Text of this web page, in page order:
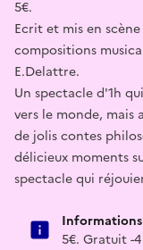
5€.
Ecrit et mis en
compositions
E.Delattre.
Un spectacle d'1h
vers le monde, mais
de jolis contes
délicieux moments
spectacle qui
Informations
5€. Gratuit -